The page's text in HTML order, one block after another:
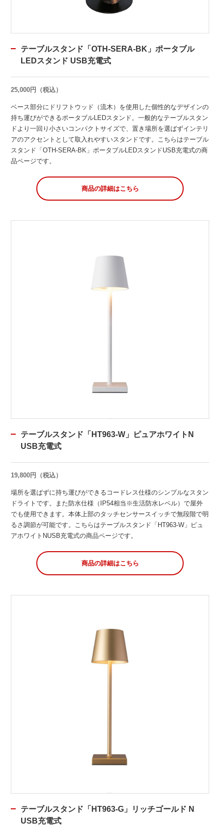
テーブルスタンド「OTH-SERA-BK」ポータブル
LEDスタンド USB充電式
25,000円（税込）
ベース部分にドリフトウッド（流木）を使用した個性的なデザインの
持ち運びができるポータブルLEDスタンド。一般的なテーブルスタン
ドより一回り小さいコンパクトサイズで、置き場所を選ばずインテリ
アのアクセントとして取入れやすいスタンドです。こちらはテーブル
スタンド「OTH-SERA-BK」ポータブルLEDスタンドUSB充電式の商
品ページです。
商品の詳細はこちら
テーブルスタンド「HT963-W」ピュアホワイトN
USB充電式
19,800円（税込）
場所を選ばずに持ち運びができるコードレス仕様のシンプルなスタン
ドライトです。また防水仕様（IP54相当※生活防水レベル）で屋外
でも使用できます。本体上部のタッチセンサースイッチで無段階で明
るさ調節が可能です。こちらはテーブルスタンド「HT963-W」ピュ
アホワイトNUSB充電式の商品ページです。
商品の詳細はこちら
テーブルスタンド「HT963-G」リッチゴールド N
USB充電式